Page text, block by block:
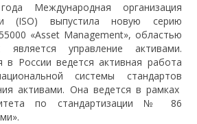
Международная организация
(ISO) выпустила новую серию
«Asset Management», областью
является управление активами.
России ведется активная работа
системы стандартов
активами. Она ведется в рамках
по стандартизации № 86